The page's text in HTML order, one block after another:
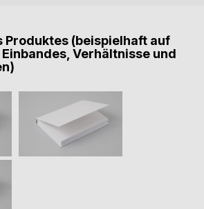
Produktes (beispielhaft auf
Verhältnisse und